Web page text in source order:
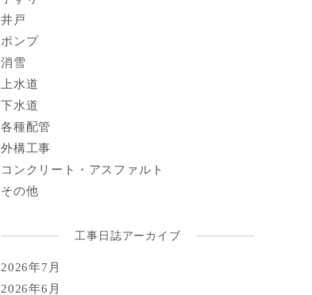
井戸
ポンプ
消雪
上水道
下水道
各種配管
外構工事
コンクリート・アスファルト
その他
工事日誌アーカイブ
2026年7月
2026年6月